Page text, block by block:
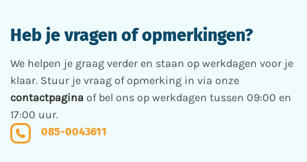
worden
de
productpagina
Heb je vragen of opmerkingen?
We helpen je graag verder en staan op werkdagen voor je
klaar. Stuur je vraag of opmerking in via onze
contactpagina of bel ons op werkdagen tussen 09:00 en
17:00 uur.
085-0043611